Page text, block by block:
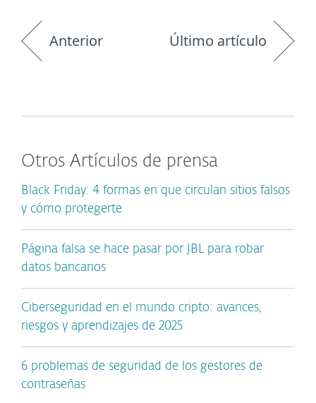
Anterior Último artículo
Otros Artículos de prensa
Black Friday: 4 formas en que circulan sitios falsos
y cómo protegerte
Página falsa se hace pasar por JBL para robar
datos bancarios
Ciberseguridad en el mundo cripto: avances,
riesgos y aprendizajes de 2025
6 problemas de seguridad de los gestores de
contraseñas